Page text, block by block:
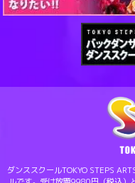
ダンススクールTOKYO STEPS